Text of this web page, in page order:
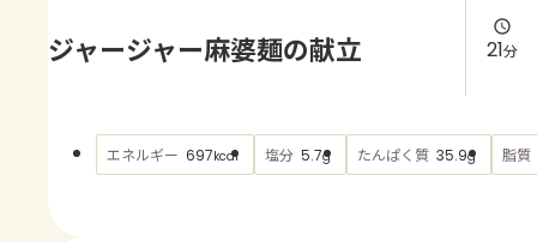
AJINOMOTO PARK とは
ジャージャー麻婆麺の献立 21分
エネルギー 697kcal 塩分 5.7g たんぱく質 35.9g 脂質